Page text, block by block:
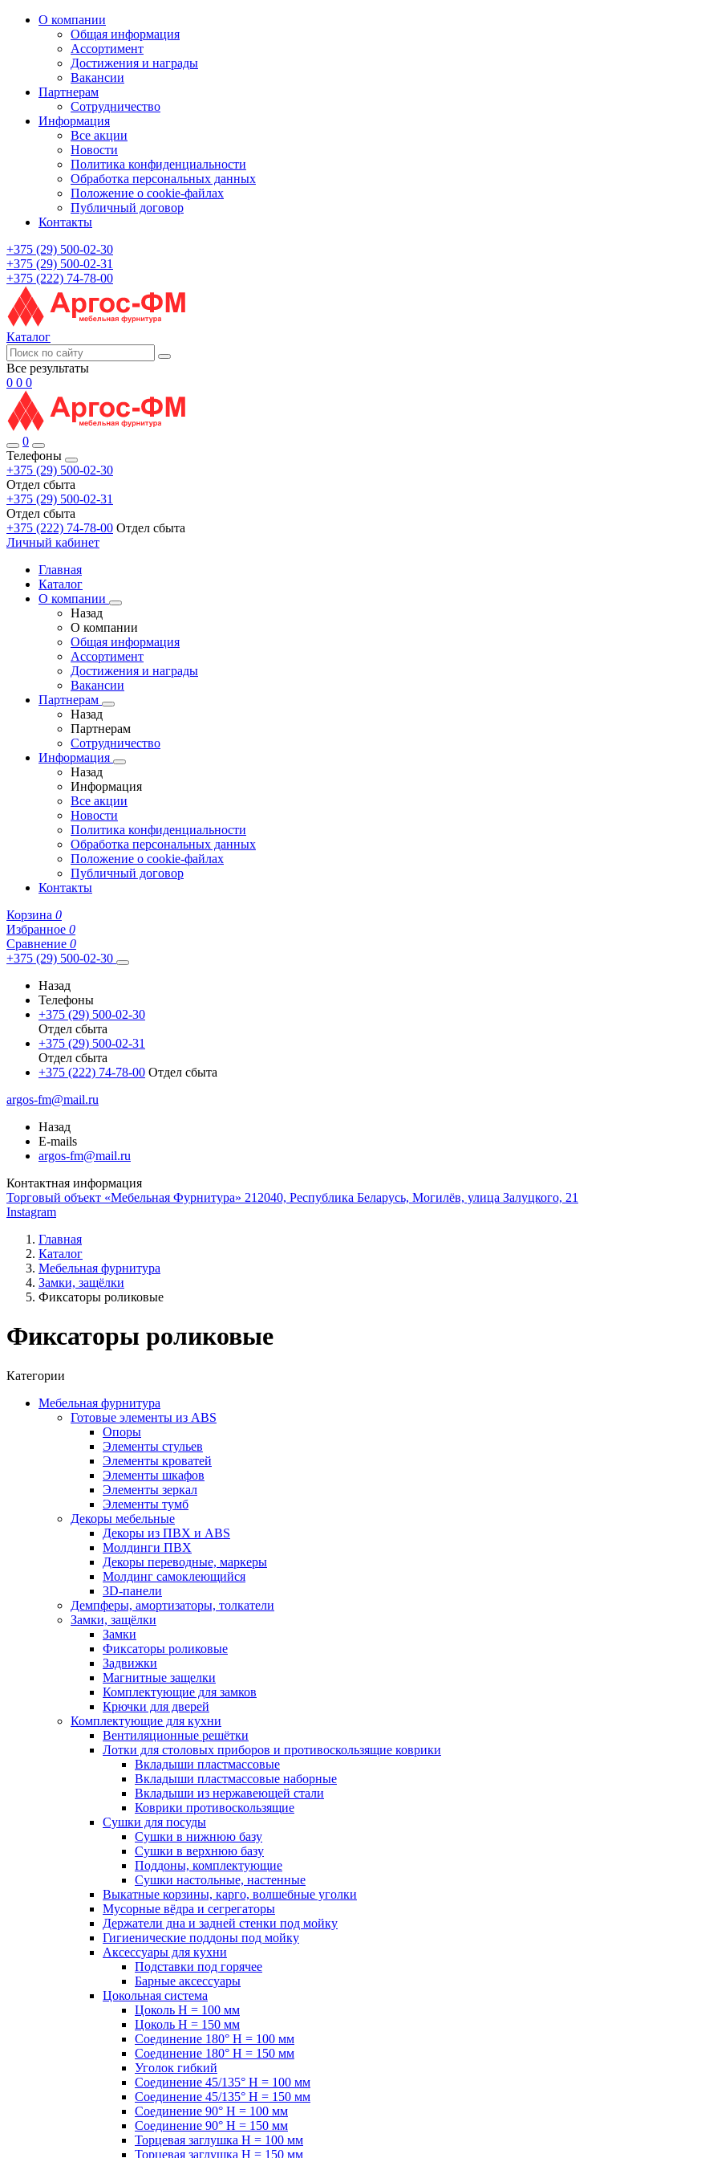
О компании
Общая информация
Ассортимент
Достижения и награды
Вакансии
Партнерам
Сотрудничество
Информация
Все акции
Новости
Политика конфиденциальности
Обработка персональных данных
Положение о cookie-файлах
Публичный договор
Контакты
+375 (29) 500-02-30
+375 (29) 500-02-31
+375 (222) 74-78-00
Каталог
Все результаты
0 0 0
0
Телефоны
+375 (29) 500-02-30
Отдел сбыта
+375 (29) 500-02-31
Отдел сбыта
+375 (222) 74-78-00 Отдел сбыта
Личный кабинет
Главная
Каталог
О компании
Назад
О компании
Общая информация
Ассортимент
Достижения и награды
Вакансии
Партнерам
Назад
Партнерам
Сотрудничество
Информация
Назад
Информация
Все акции
Новости
Политика конфиденциальности
Обработка персональных данных
Положение о cookie-файлах
Публичный договор
Контакты
Корзина 0
Избранное 0
Сравнение 0
+375 (29) 500-02-30
Назад
Телефоны
+375 (29) 500-02-30
Отдел сбыта
+375 (29) 500-02-31
Отдел сбыта
+375 (222) 74-78-00 Отдел сбыта
argos-fm@mail.ru
Назад
E-mails
argos-fm@mail.ru
Контактная информация
Торговый объект «Мебельная Фурнитура» 212040, Республика Беларусь, Могилёв, улица Залуцкого, 21
Instagram
Главная
Каталог
Мебельная фурнитура
Замки, защёлки
Фиксаторы роликовые
Фиксаторы роликовые
Категории
Мебельная фурнитура
Готовые элементы из ABS
Опоры
Элементы стульев
Элементы кроватей
Элементы шкафов
Элементы зеркал
Элементы тумб
Декоры мебельные
Декоры из ПВХ и ABS
Молдинги ПВХ
Декоры переводные, маркеры
Молдинг самоклеющийся
3D-панели
Демпферы, амортизаторы, толкатели
Замки, защёлки
Замки
Фиксаторы роликовые
Задвижки
Магнитные защелки
Комплектующие для замков
Крючки для дверей
Комплектующие для кухни
Вентиляционные решётки
Лотки для столовых приборов и противоскользящие коврики
Вкладыши пластмассовые
Вкладыши пластмассовые наборные
Вкладыши из нержавеющей стали
Коврики противоскользящие
Сушки для посуды
Сушки в нижнюю базу
Сушки в верхнюю базу
Поддоны, комплектующие
Сушки настольные, настенные
Выкатные корзины, карго, волшебные уголки
Мусорные вёдра и сегрегаторы
Держатели дна и задней стенки под мойку
Гигиенические поддоны под мойку
Аксессуары для кухни
Подставки под горячее
Барные аксессуары
Цокольная система
Цоколь H = 100 мм
Цоколь H = 150 мм
Соединение 180° H = 100 мм
Соединение 180° H = 150 мм
Уголок гибкий
Соединение 45/135° H = 100 мм
Соединение 45/135° H = 150 мм
Соединение 90° H = 100 мм
Соединение 90° H = 150 мм
Торцевая заглушка H = 100 мм
Торцевая заглушка H = 150 мм